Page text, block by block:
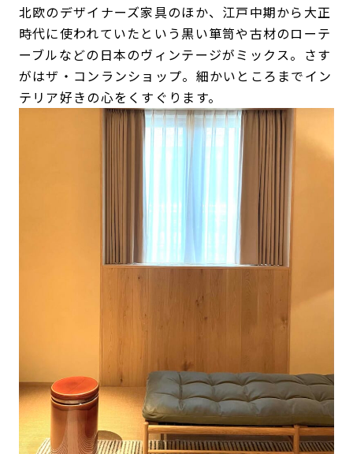
北欧のデザイナーズ家具のほか、江戸中期から大正
時代に使われていたという黒い箪笥や古材のローテ
ーブルなどの日本のヴィンテージがミックス。さす
がはザ・コンランショップ。細かいところまでイン
テリア好きの心をくすぐります。